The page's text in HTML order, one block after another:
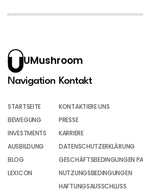
UMushroom
Navigation
STARTSEITE
BEWEGUNG
INVESTMENTS
AUSBILDUNG
BLOG
LEXICON
Kontakt
KONTAKTIERE UNS
PRESSE
KARRIERE
DATENSCHUTZERKLÄRUNG
GESCHÄFTSBEDINGUNGEN
NUTZUNGSBEDINGUNGEN
HAFTUNGSAUSSCHLUSS